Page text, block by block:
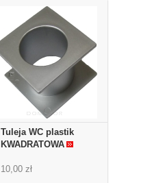
Tuleja WC plastik
KWADRATOWA
10,00 zł